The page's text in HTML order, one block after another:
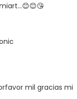
mil gracias mi